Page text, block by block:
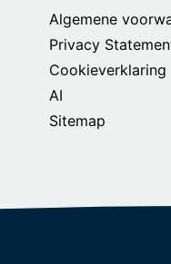
Algemene
Privacy
Cookieverklaring
AI
Sitemap